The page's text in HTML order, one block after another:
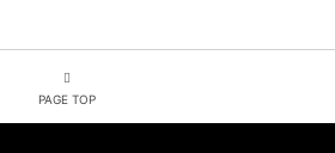
PAGE TOP